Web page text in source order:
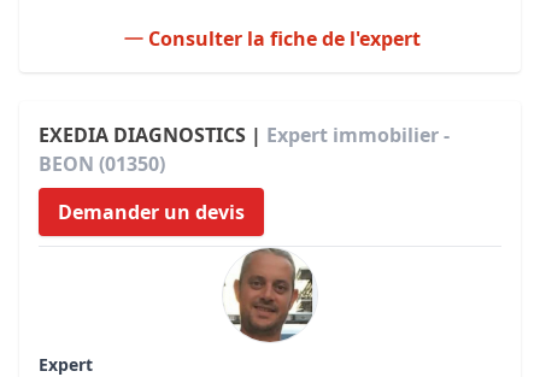
Consulter la fiche de l'expert
EXEDIA DIAGNOSTICS | Expert immobilier -
BEON (01350)
Demander un devis
Expert